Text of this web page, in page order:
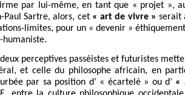
par lui-même, en tant que « projet »,
Paul Sartre, alors, cet « art de vivre » serait
limites, pour un « devenir »
humaniste.
perceptives passéistes et futuristes
et celle du philosophe africain, en
par sa position d’ « écartelé » ou d’ «